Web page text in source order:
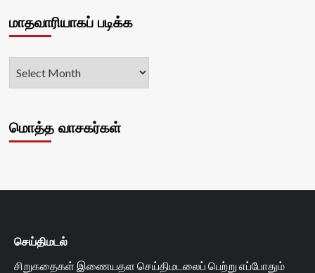
மாதவாரியாகப் படிக்க
மொத்த வாசகர்கள்
செய்திமடல்
சிறுகதைகள் இணையதள செய்திமடலைப் பெற்று எப்போதும்